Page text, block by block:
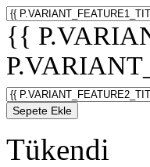
{{
Sepete Ekle
Tükendi